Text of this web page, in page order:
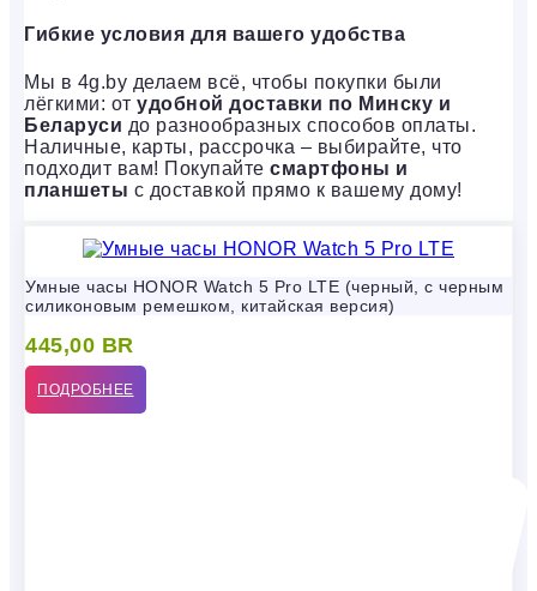
Гибкие условия для вашего удобства
Мы в 4g.by делаем всё, чтобы покупки были
лёгкими: от удобной доставки по Минску и
Беларуси до разнообразных способов оплаты.
Наличные, карты, рассрочка – выбирайте, что
подходит вам! Покупайте смартфоны и
планшеты с доставкой прямо к вашему дому!
Умные часы HONOR Watch 5 Pro LTE (черный, с черным
силиконовым ремешком, китайская версия)
445,00 BR
ПОДРОБНЕЕ